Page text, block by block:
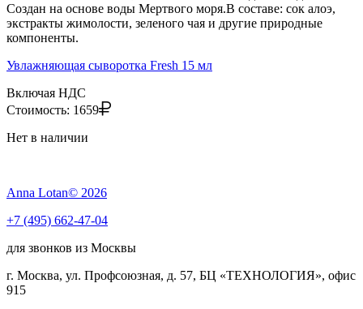
Создан на основе воды Мертвого моря.В составе: сок алоэ,
экстракты жимолости, зеленого чая и другие природные
компоненты.
Увлажняющая сыворотка Fresh 15 мл
Включая НДС
Стоимость: 1659
Нет в наличии
Anna Lotan© 2026
+7 (495) 662-47-04
для звонков из Москвы
г. Москва, ул. Профсоюзная, д. 57, БЦ «ТЕХНОЛОГИЯ», офис
915